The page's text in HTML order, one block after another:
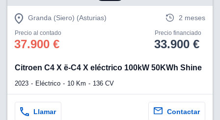
Granda (Siero) (Asturias) 2 meses
Precio al contado
37.900 €
Precio financiado
33.900 €
Citroen C4 X ë-C4 X eléctrico 100kW 50KWh Shine
2023 Eléctrico 10 Km 136 CV
Llamar Contactar